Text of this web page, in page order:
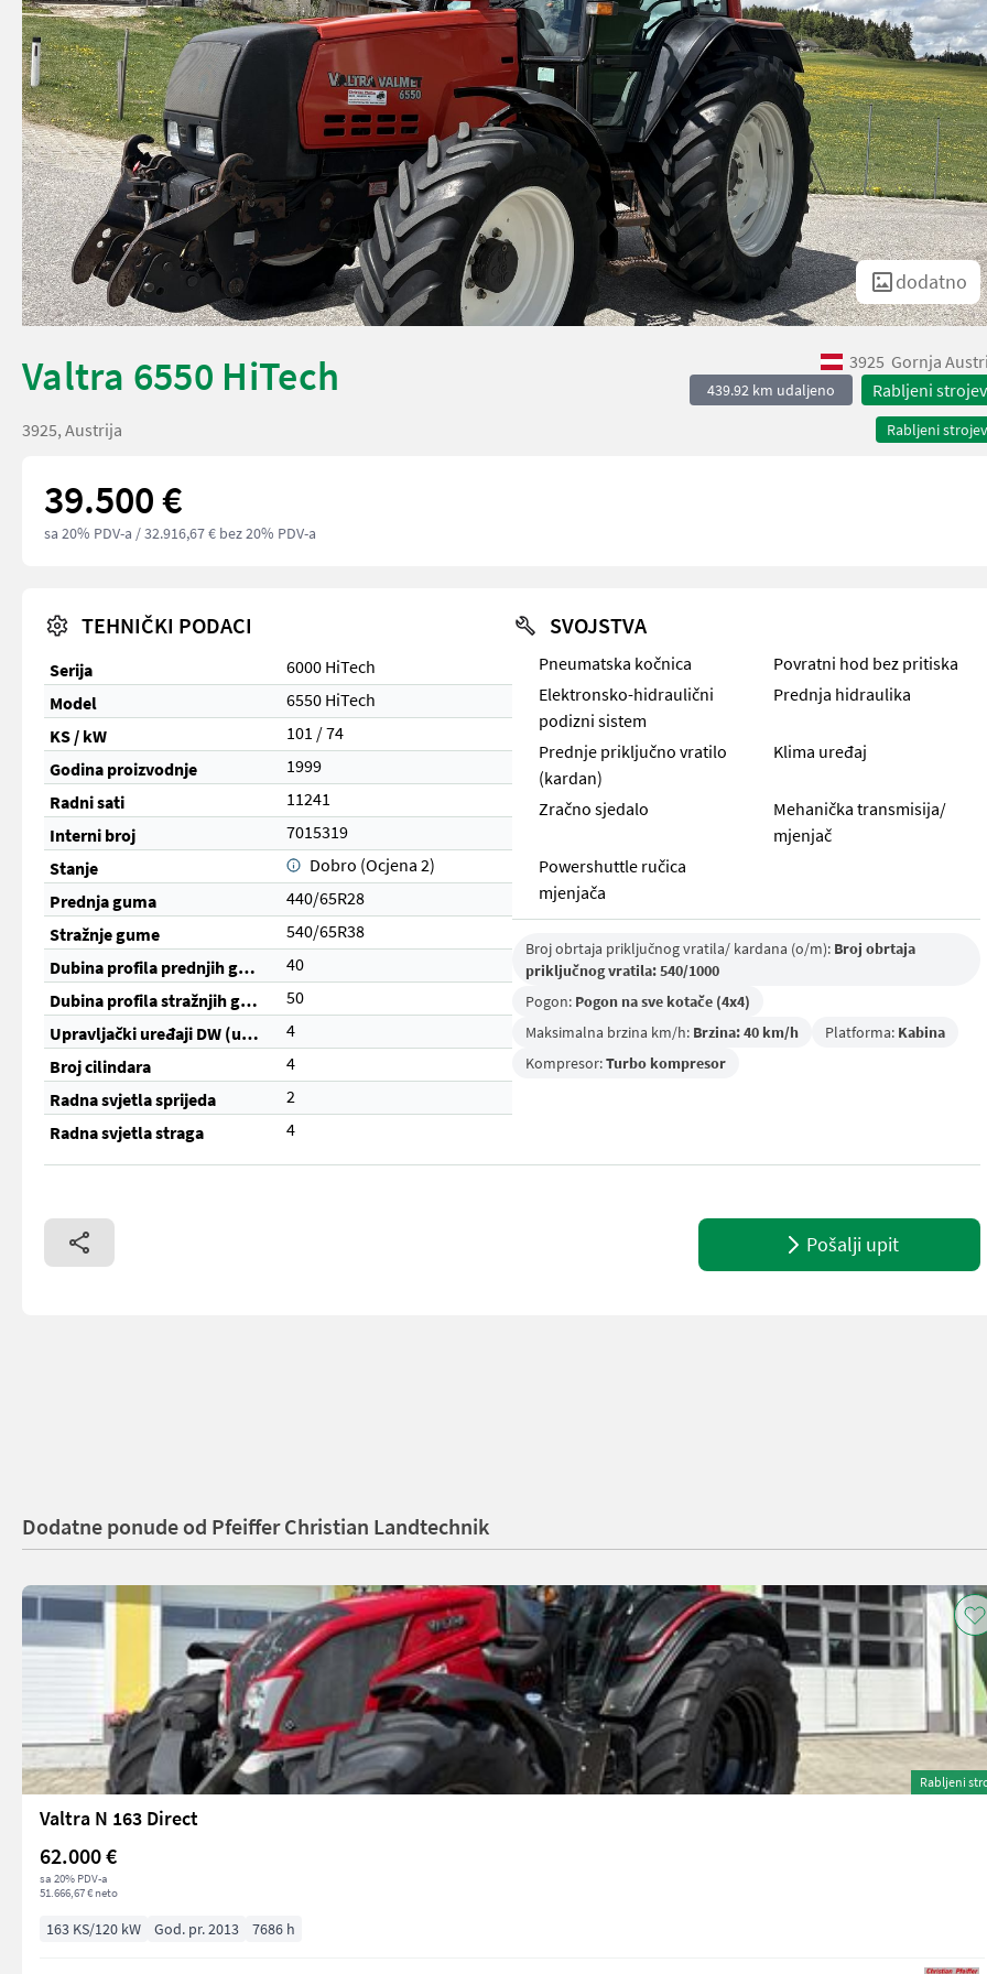
dodatno
Valtra 6550 HiTech 3925 Gornja
439.92 km udaljeno Rabljeni
Rabljeni
3925, Austrija
39.500 €
sa 20% PDV-a / 32.916,67 € bez 20% PDV-a
TEHNIČKI PODACI
Serija
6000 HiTech
Model
6550 HiTech
KS / kW
101 / 74
Godina proizvodnje
1999
Radni sati
11241
Interni broj
7015319
Stanje
Dobro (Ocjena 2)
Prednja guma
440/65R28
Stražnje gume
540/65R38
Dubina profila prednjih guma (%)
40
Dubina profila stražnjih guma (%)
50
Upravljački uređaji DW (ukupno)
4
Broj cilindara
4
Radna svjetla sprijeda
2
Radna svjetla straga
4
SVOJSTVA
Pneumatska kočnica
Povratni hod bez pritiska
Elektronsko-hidraulični
podizni sistem
Prednja hidraulika
Prednje priključno vratilo
(kardan)
Klima uređaj
Zračno sjedalo
Mehanička transmisija/
mjenjač
Powershuttle ručica
mjenjača
Broj obrtaja priključnog vratila/ kardana (o/m): Broj obrtaja
priključnog vratila: 540/1000
Pogon: Pogon na sve kotače (4x4)
Maksimalna brzina km/h: Brzina: 40 km/h Platforma: Kabina
Kompresor:Turbo kompresor
Pošalji upit
Dodatne ponude od Pfeiffer Christian Landtechnik
Rabljeni
Valtra N 163 Direct
62.000 €
sa 20% PDV-a
51.666,67 € neto
163 KS/120 kW God. pr. 2013 7686 h